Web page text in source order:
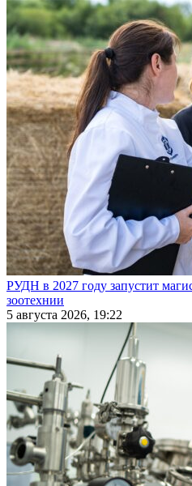
РУДН в 2027 году запустит
зоотехнии
5 августа 2026, 19:22